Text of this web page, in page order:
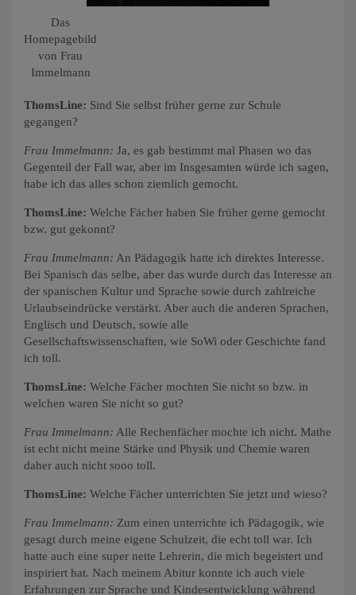
Das
Homepagebild
von Frau
Immelmann
ThomsLine: Sind Sie selbst früher gerne zur Schule
gegangen?
Frau Immelmann: Ja, es gab bestimmt mal Phasen wo das
Gegenteil der Fall war, aber im Insgesamten würde ich sagen,
habe ich das alles schon ziemlich gemocht.
ThomsLine: Welche Fächer haben Sie früher gerne gemocht
bzw. gut gekonnt?
Frau Immelmann: An Pädagogik hatte ich direktes Interesse.
Bei Spanisch das selbe, aber das wurde durch das Interesse an
der spanischen Kultur und Sprache sowie durch zahlreiche
Urlaubseindrücke verstärkt. Aber auch die anderen Sprachen,
Englisch und Deutsch, sowie alle
Gesellschaftswissenschaften, wie SoWi oder Geschichte fand
ich toll.
ThomsLine: Welche Fächer mochten Sie nicht so bzw. in
welchen waren Sie nicht so gut?
Frau Immelmann: Alle Rechenfächer mochte ich nicht. Mathe
ist echt nicht meine Stärke und Physik und Chemie waren
daher auch nicht sooo toll.
ThomsLine: Welche Fächer unterrichten Sie jetzt und wieso?
Frau Immelmann: Zum einen unterrichte ich Pädagogik, wie
gesagt durch meine eigene Schulzeit, die echt toll war. Ich
hatte auch eine super nette Lehrerin, die mich begeistert und
inspiriert hat. Nach meinem Abitur konnte ich auch viele
Erfahrungen zur Sprache und Kindesentwicklung während